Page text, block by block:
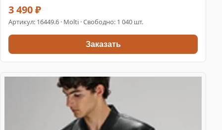
3 490 ₽
Артикул: 16449.6 · Molti · Свободно: 1 040 шт.
Заказать